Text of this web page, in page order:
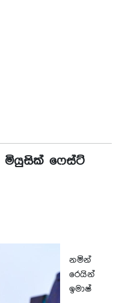
මියුසික් ෆෙස්ට්
නමින්
රෙයින්
ඉමාෂ්